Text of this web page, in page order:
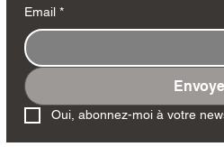
Email *
Oui, abonnez-moi à votre